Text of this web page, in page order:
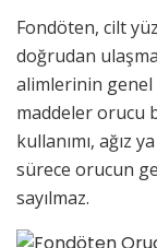
Fondöten, cilt
doğrudan
alimlerinin
maddeler orucu
kullanımı, ağız
sürece orucun
sayılmaz.